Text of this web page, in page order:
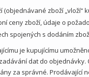
(objednávané zboží
ceny zboží, údaje o
spojených s dodáním
je kupujícímu
dat do
za správné.